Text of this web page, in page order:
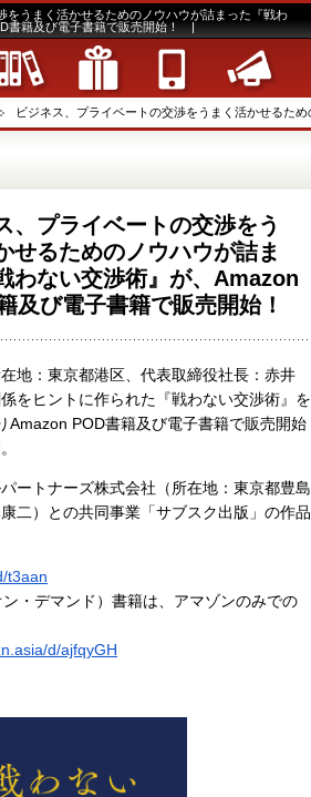
をうまく活かせるためのノウハウが詰まった『戦わ
書籍及び電子書籍で販売開始！ |
ビジネス、プライベートの交渉をうまく活かせるた
、プライベートの交渉をう
せるためのノウハウが詰ま
わない交渉術』が、Amazon
及び電子書籍で販売開始！
地：東京都港区、代表取締役社長：赤井
をヒントに作られた『戦わない交渉術』を
Amazon POD書籍及び電子書籍で販売開始
ートナーズ株式会社（所在地：東京都豊島
二）との共同事業「サブスク出版」の作品
t3aan
・デマンド）書籍は、アマゾンのみでの
d/ajfqyGH